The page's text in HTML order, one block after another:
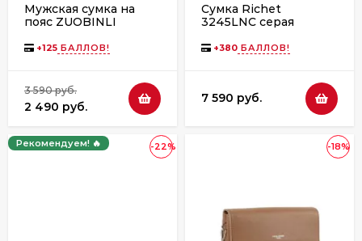
Мужская сумка на
пояс ZUOBINLI
коричневая
+125 БАЛЛОВ!
3 590 руб.
2 490 руб.
Сумка Richet
3245LNC серая
+380 БАЛЛОВ!
7 590 руб.
-22%
Рекомендуем! 🔥 -18%